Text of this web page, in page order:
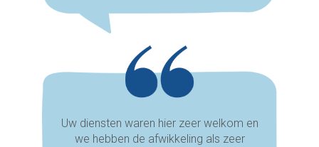
Uw diensten waren hier zeer welkom en
we hebben de afwikkeling als zeer